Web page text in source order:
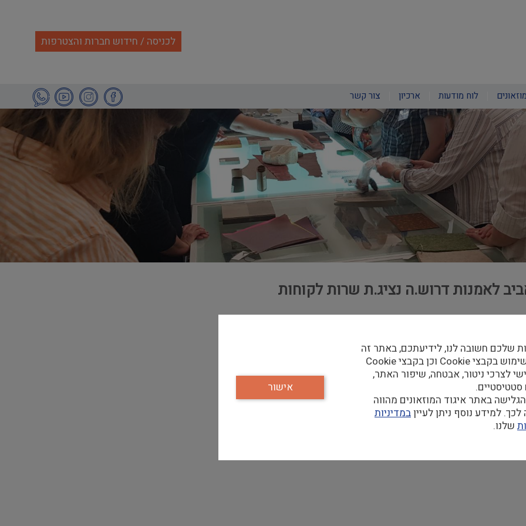
לכניסה / חידוש חברות והצטרפות
לוח מודעות ארכיון צור קשר
לאמנות דרוש.ה נציג.ת שרות לקוחות
שלכם חשובה לנו, לידיעתכם, באתר זה
נעשה שימוש בקבצי Cookie וכן בקבצי Cookie
לצרכי ניטור, אבטחה, שיפור האתר,
סטטיסטיים.
באתר איגוד המוזאונים מהווה
למידע נוסף ניתן לעייןבמדיניות
שלנו.
אישור